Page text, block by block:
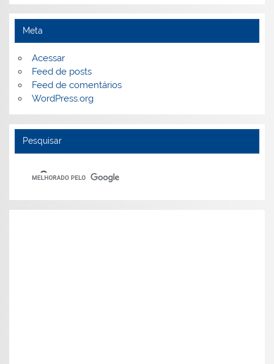
Meta
Acessar
Feed de posts
Feed de comentários
WordPress.org
Pesquisar